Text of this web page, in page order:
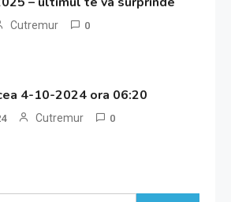
Cutremur 0
4-10-2024 ora 06:20
Cutremur 0